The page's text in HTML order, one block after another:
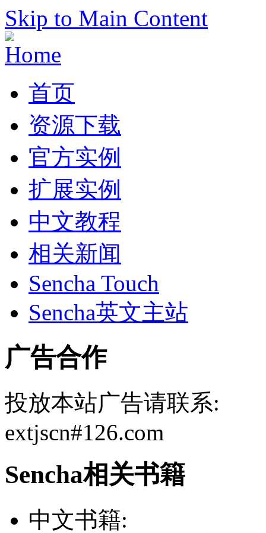
Skip to Main Content
首页
资源下载
官方实例
扩展实例
中文教程
相关新闻
Sencha Touch
Sencha英文主站
广告合作
投放本站广告请联系:
extjscn#126.com
Sencha相关书籍
中文书籍: